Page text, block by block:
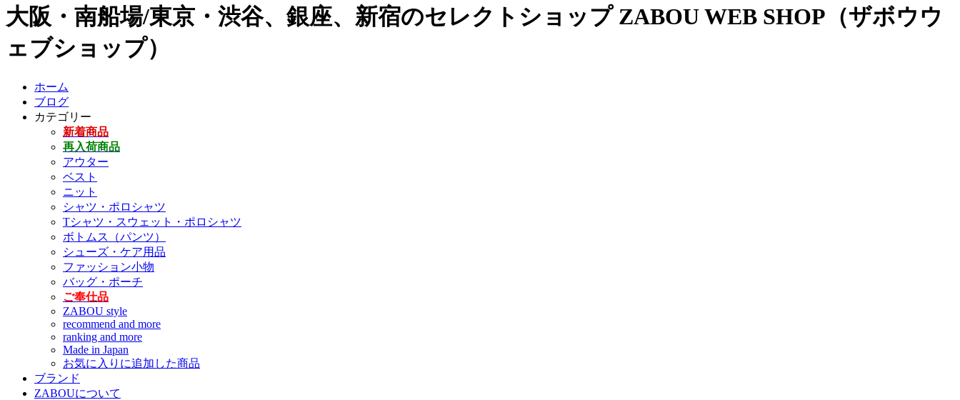
大阪・南船場/東京・渋谷、銀座、新宿のセレクトショップ ZABOU WEB SHOP（ザボウウ
ェブショップ）
ホーム
ブログ
カテゴリー
新着商品
再入荷商品
アウター
ベスト
ニット
シャツ・ポロシャツ
Tシャツ・スウェット・ポロシャツ
ボトムス（パンツ）
シューズ・ケア用品
ファッション小物
バッグ・ポーチ
ご奉仕品
ZABOU style
recommend and more
ranking and more
Made in Japan
お気に入りに追加した商品
ブランド
ZABOUについて